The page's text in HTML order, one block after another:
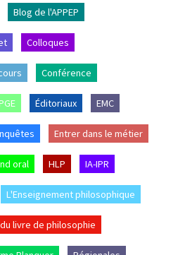
Blog de l'APPEP
Colloques
Conférence
Éditoriaux EMC
Entrer dans le métier
oral HLP IA-IPR
L'Enseignement philosophique
livre de philosophie